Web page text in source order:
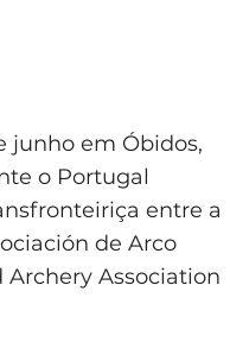
junho em Óbidos,
o Portugal
entre a
de Arco
Association